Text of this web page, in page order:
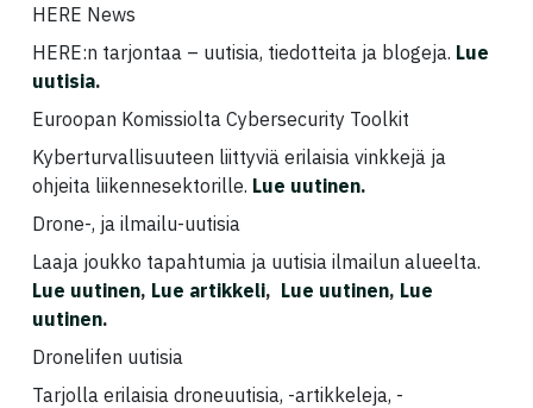
HERE News
HERE:n tarjontaa – uutisia, tiedotteita ja blogeja. Lue
uutisia.
Euroopan Komissiolta Cybersecurity Toolkit
Kyberturvallisuuteen liittyviä erilaisia vinkkejä ja
ohjeita liikennesektorille. Lue uutinen.
Drone-, ja ilmailu-uutisia
Laaja joukko tapahtumia ja uutisia ilmailun alueelta.
Lue uutinen, Lue artikkeli, Lue uutinen, Lue
uutinen.
Dronelifen uutisia
Tarjolla erilaisia droneuutisia, -artikkeleja, -